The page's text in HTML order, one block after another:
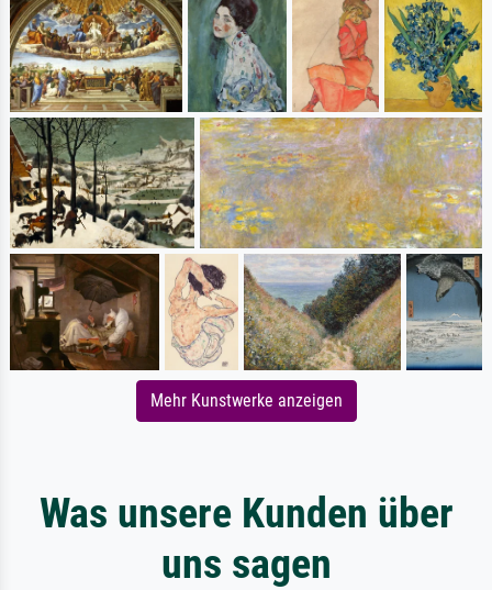
Mehr Kunstwerke anzeigen
Was unsere Kunden über
uns sagen